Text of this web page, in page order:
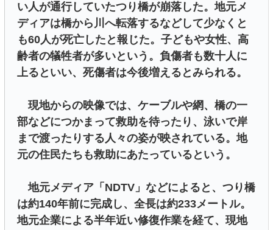
い人が通行していたつり橋が崩落した。地元メ
ディアは橋から川へ転落するなどして少なくと
も60人が死亡したと報じた。子どもや女性、高
齢者の犠牲者が多いという。負傷者も数十人に
上るといい、死傷者は今後増えるとみられる。
現地からの映像では、ケーブルや網、橋の一
部などにつかまって救助を待ったり、泳いで岸
まで渡ったりする人々の姿が映されている。地
元の住民たちも救助にあたっているという。
地元メディア「NDTV」などによると、つり橋
は約140年前に完成し、全長は約233メートル。
地元企業による半年近い修復作業を経て、現地